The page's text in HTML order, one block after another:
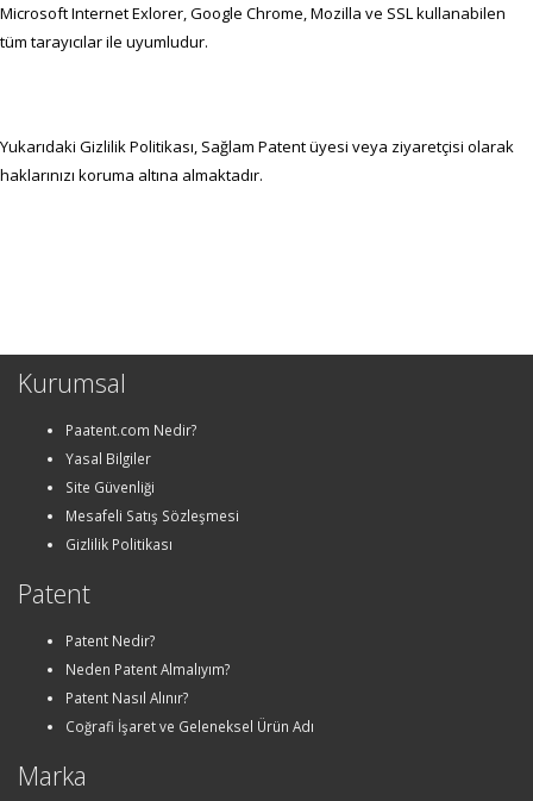
Microsoft Internet Exlorer, Google Chrome, Mozilla ve SSL kullanabilen
tüm tarayıcılar ile uyumludur.
Yukarıdaki Gizlilik Politikası, Sağlam Patent üyesi veya ziyaretçisi olarak
haklarınızı koruma altına almaktadır.
Kurumsal
Paatent.com Nedir?
Yasal Bilgiler
Site Güvenliği
Mesafeli Satış Sözleşmesi
Gizlilik Politikası
Patent
Patent Nedir?
Neden Patent Almalıyım?
Patent Nasıl Alınır?
Coğrafi İşaret ve Geleneksel Ürün Adı
Marka